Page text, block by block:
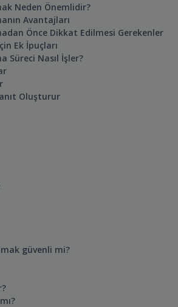
Neden Önemlidir?
Avantajları
Önce Dikkat Edilmesi Gerekenler
Ek İpuçları
Süreci Nasıl İşler?
Oluşturur
güvenli mi?